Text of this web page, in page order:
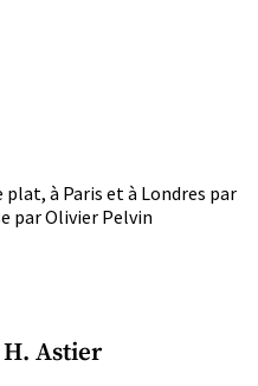
plat, à Paris et à Londres par
par Olivier Pelvin
Astier